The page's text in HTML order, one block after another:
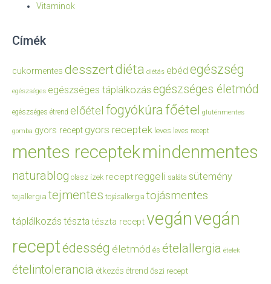
Vitaminok
Címék
cukormentes desszertdiéta diétás ebéd egészség
egészséges egészséges táplálkozás egészséges életmód
egészséges étrend előétel fogyókúrafőétel gluténmentes
gomba gyors recept gyors receptek leves leves recept
mentes receptekmindenmentes
naturablog olasz ízek recept reggeli saláta sütemény
tejallergia tejmentes tojásallergia tojásmentes
táplálkozás tészta tészta receptvegánvegán
receptédesség életmód és ételallergia ételek
ételintolerancia étkezés étrend őszi recept